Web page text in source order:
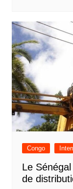
Congo
Le
de